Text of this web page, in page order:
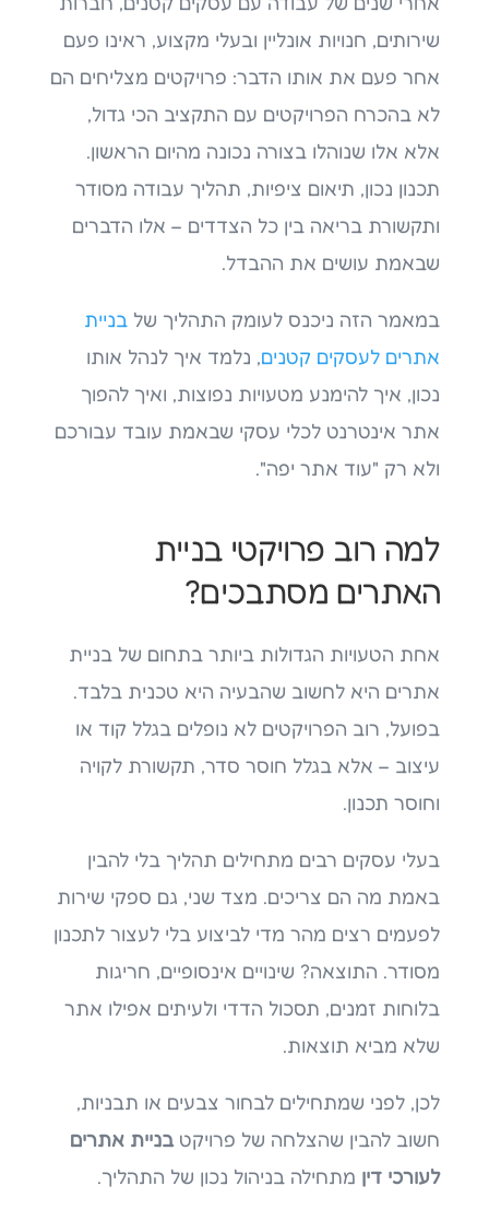
שירותים, חנויות אונליין ובעלי מקצוע, ראינו פעם
אחר פעם את אותו הדבר: פרויקטים מצליחים הם
לא בהכרח הפרויקטים עם התקציב הכי גדול,
אלא אלו שנוהלו בצורה נכונה מהיום הראשון.
תכנון נכון, תיאום ציפיות, תהליך עבודה מסודר
ותקשורת בריאה בין כל הצדדים – אלו הדברים
שבאמת עושים את ההבדל.
במאמר הזה ניכנס לעומק התהליך של בניית
אתרים לעסקים קטנים, נלמד איך לנהל אותו
נכון, איך להימנע מטעויות נפוצות, ואיך להפוך
אתר אינטרנט לכלי עסקי שבאמת עובד עבורכם
ולא רק "עוד אתר יפה".
למה רוב פרויקטי בניית
האתרים מסתבכים?
אחת הטעויות הגדולות ביותר בתחום של בניית
אתרים היא לחשוב שהבעיה היא טכנית בלבד.
בפועל, רוב הפרויקטים לא נופלים בגלל קוד או
עיצוב – אלא בגלל חוסר סדר, תקשורת לקויה
וחוסר תכנון.
בעלי עסקים רבים מתחילים תהליך בלי להבין
באמת מה הם צריכים. מצד שני, גם ספקי שירות
לפעמים רצים מהר מדי לביצוע בלי לעצור לתכנון
מסודר. התוצאה? שינויים אינסופיים, חריגות
בלוחות זמנים, תסכול הדדי ולעיתים אפילו אתר
שלא מביא תוצאות.
לכן, לפני שמתחילים לבחור צבעים או תבניות,
חשוב להבין שהצלחה של פרויקט בניית אתרים
לעורכי דין מתחילה בניהול נכון של התהליך.